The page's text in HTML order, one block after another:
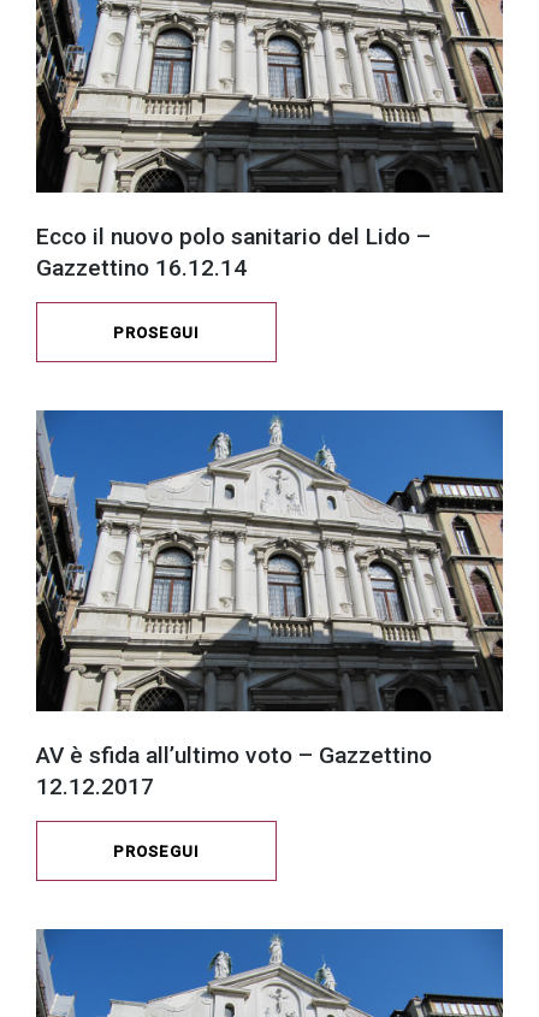
Ecco il nuovo polo sanitario del Lido –
Gazzettino 16.12.14
PROSEGUI
AV è sfida all’ultimo voto – Gazzettino
12.12.2017
PROSEGUI